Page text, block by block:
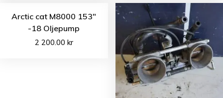
Arctic cat M8000 153″
-18 Oljepump
2 200.00 kr